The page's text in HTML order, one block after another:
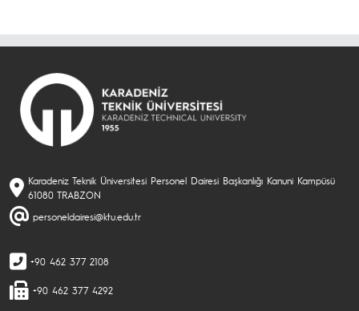
Karadeniz Teknik Üniversitesi Personel Dairesi Başkanlığı Kanuni Kampüsü
61080 TRABZON
personeldairesi@ktu.edu.tr
+90 462 377 2108
+90 462 377 4292